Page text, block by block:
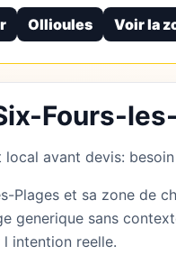
Ollioules Voir la
Fours-
avant devis:
Plages et sa zone de
generique sans
intention reelle.